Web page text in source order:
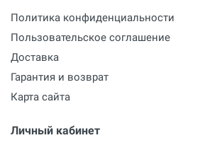
Политика конфиденциальности
Пользовательское соглашение
Доставка
Гарантия и возврат
Карта сайта
Личный кабинет